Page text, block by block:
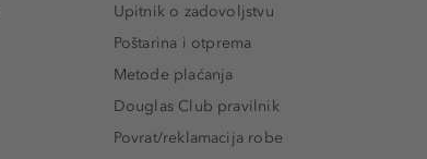
Upitnik o zadovoljstvu
Poštarina i otprema
Metode plaćanja
Douglas Club pravilnik
Povrat/reklamacija robe